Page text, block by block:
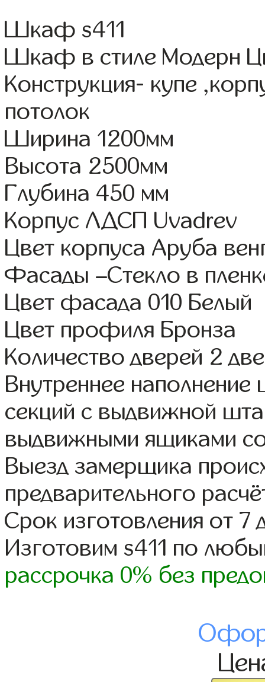
Шкаф s411
Шкаф в стиле Модерн
Конструкция- купе
потолок
Ширина 1200мм
Высота 2500мм
Глубина 450 мм
Корпус ЛДСП Uvadrev
Цвет корпуса Аруба
Фасады –Стекло в
Цвет фасада 010 Белый
Цвет профиля Бронза
Количество дверей 2
Внутреннее
секций с выдвижной
выдвижными ящиками
Выезд замерщика
предварительного
Срок изготовления от 7
Изготовим s411 по
рассрочка 0% без